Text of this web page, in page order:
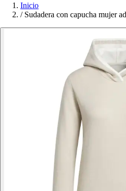
Inicio
/ Sudadera con capucha mujer